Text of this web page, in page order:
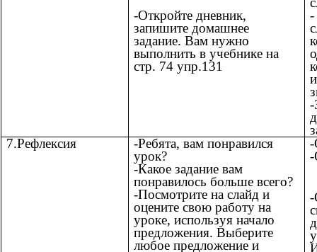
-Откройте дневник,
запишите домашнее
задание. Вам нужно
выполнить в учебнике на
стр. 74 упр.131
-
-
7.Рефлексия
-Ребята, вам понравился
урок?
-Какое задание вам
понравилось больше всего?
-Посмотрите на слайд и
оцените свою работу на
уроке, используя начало
предложения. Выберите
любое предложение и
-
-
-